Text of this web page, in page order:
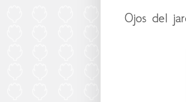
Ojos del